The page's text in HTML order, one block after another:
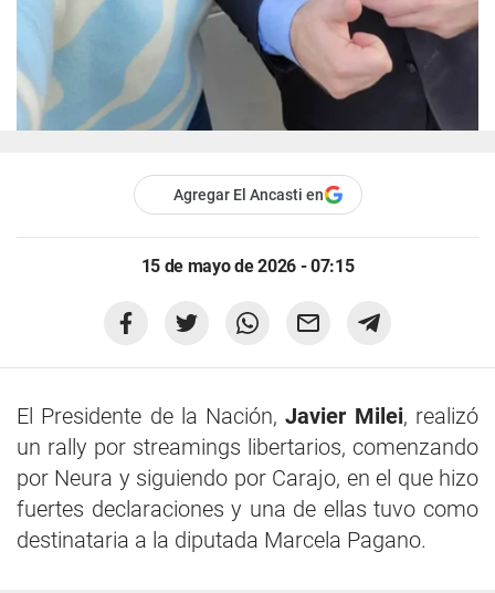
Agregar El Ancasti en
15 de mayo de 2026 - 07:15
El Presidente de la Nación, Javier Milei, realizó
un rally por streamings libertarios, comenzando
por Neura y siguiendo por Carajo, en el que hizo
fuertes declaraciones y una de ellas tuvo como
destinataria a la diputada Marcela Pagano.